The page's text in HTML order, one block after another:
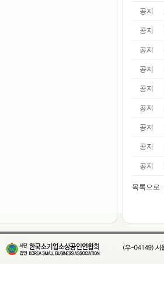
공지
공지
공지
공지
공지
공지
공지
공지
공지
목록으로